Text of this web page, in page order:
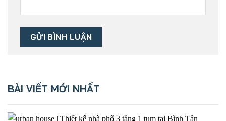
BÀI VIẾT MỚI NHẤT